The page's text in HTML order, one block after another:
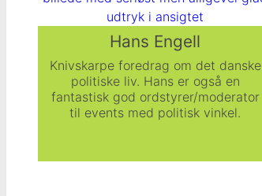
Hans Engell
Knivskarpe foredrag om det danske
politiske liv. Hans er også en
fantastisk god ordstyrer/moderator
til events med politisk vinkel.